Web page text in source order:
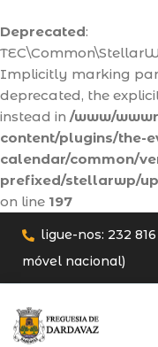
Deprecated:
Implicitly marking
deprecated, the
instead in /www/
content/plugins/the-
calendar/common/
prefixed/stellarwp/
on line 197
ligue-nos: 232
móvel nacional)